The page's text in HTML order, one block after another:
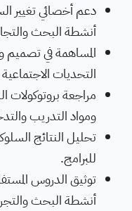
دعم أخصائي تغيير
أنشطة البحث
المساهمة في تصميم
التحديات
مراجعة بروتوكولات
ومواد التدريب
تحليل النتائج
للبرامج.
توثيق الدروس
أنشطة البحث